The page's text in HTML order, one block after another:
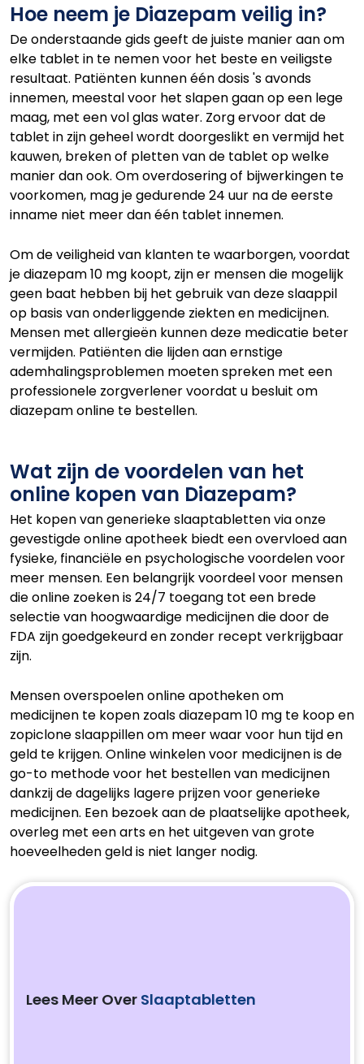
Hoe neem je Diazepam veilig in?
De onderstaande gids geeft de juiste manier aan om
elke tablet in te nemen voor het beste en veiligste
resultaat. Patiënten kunnen één dosis 's avonds
innemen, meestal voor het slapen gaan op een lege
maag, met een vol glas water. Zorg ervoor dat de
tablet in zijn geheel wordt doorgeslikt en vermijd het
kauwen, breken of pletten van de tablet op welke
manier dan ook. Om overdosering of bijwerkingen te
voorkomen, mag je gedurende 24 uur na de eerste
inname niet meer dan één tablet innemen.
Om de veiligheid van klanten te waarborgen, voordat
je diazepam 10 mg koopt, zijn er mensen die mogelijk
geen baat hebben bij het gebruik van deze slaappil
op basis van onderliggende ziekten en medicijnen.
Mensen met allergieën kunnen deze medicatie beter
vermijden. Patiënten die lijden aan ernstige
ademhalingsproblemen moeten spreken met een
professionele zorgverlener voordat u besluit om
diazepam online te bestellen.
Wat zijn de voordelen van het
online kopen van Diazepam?
Het kopen van generieke slaaptabletten via onze
gevestigde online apotheek biedt een overvloed aan
fysieke, financiële en psychologische voordelen voor
meer mensen. Een belangrijk voordeel voor mensen
die online zoeken is 24/7 toegang tot een brede
selectie van hoogwaardige medicijnen die door de
FDA zijn goedgekeurd en zonder recept verkrijgbaar
zijn.
Mensen overspoelen online apotheken om
medicijnen te kopen zoals diazepam 10 mg te koop en
zopiclone slaappillen om meer waar voor hun tijd en
geld te krijgen. Online winkelen voor medicijnen is de
go-to methode voor het bestellen van medicijnen
dankzij de dagelijks lagere prijzen voor generieke
medicijnen. Een bezoek aan de plaatselijke apotheek,
overleg met een arts en het uitgeven van grote
hoeveelheden geld is niet langer nodig.
Lees Meer Over Slaaptabletten